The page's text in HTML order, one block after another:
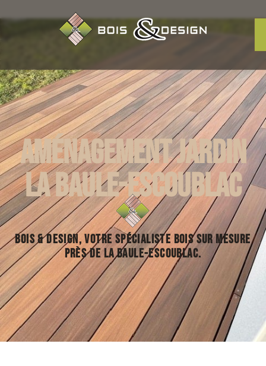
Aménagement jardin
La Baule-Escoublac
Bois & Design, votre spécialiste bois sur mesure
près de La Baule-Escoublac.